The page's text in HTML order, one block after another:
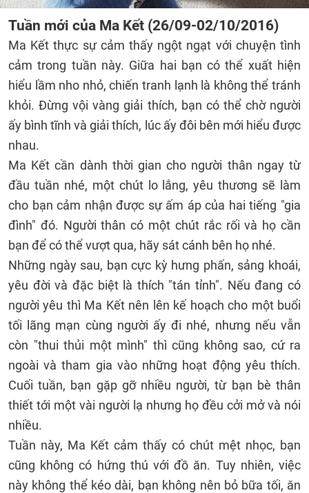
Tuần mới của Ma Kết (26/09-02/10/2016)
Ma Kết thực sự cảm thấy ngột ngạt với chuyện tình
cảm trong tuần này. Giữa hai bạn có thể xuất hiện
hiểu lầm nho nhỏ, chiến tranh lạnh là không thể tránh
khỏi. Đừng vội vàng giải thích, bạn có thể chờ người
ấy bình tĩnh và giải thích, lúc ấy đôi bên mới hiểu được
nhau.
Ma Kết cần dành thời gian cho người thân ngay từ
đầu tuần nhé, một chút lo lắng, yêu thương sẽ làm
cho bạn cảm nhận được sự ấm áp của hai tiếng "gia
đình" đó. Người thân có một chút rắc rối và họ cần
bạn để có thể vượt qua, hãy sát cánh bên họ nhé.
Những ngày sau, bạn cực kỳ hưng phấn, sảng khoái,
yêu đời và đặc biệt là thích "tán tỉnh". Nếu đang có
người yêu thì Ma Kết nên lên kế hoạch cho một buổi
tối lãng mạn cùng người ấy đi nhé, nhưng nếu vẫn
còn "thui thủi một mình" thì cũng không sao, cứ ra
ngoài và tham gia vào những hoạt động yêu thích.
Cuối tuần, bạn gặp gỡ nhiều người, từ bạn bè thân
thiết tới một vài người lạ nhưng họ đều cởi mở và nói
nhiều.
Tuần này, Ma Kết cảm thấy có chút mệt nhọc, bạn
cũng không có hứng thú với đồ ăn. Tuy nhiên, việc
này không thể kéo dài, bạn không nên bỏ bữa tối, ăn